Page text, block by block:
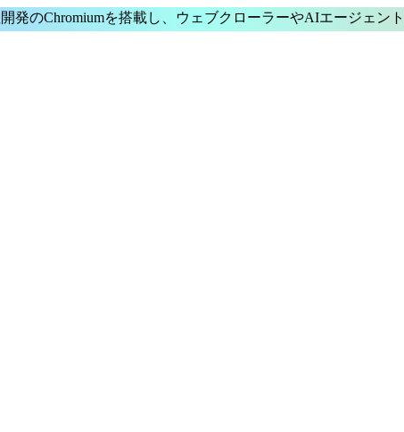
発のChromiumを搭載し、 ウェブクローラーやAIエージェント